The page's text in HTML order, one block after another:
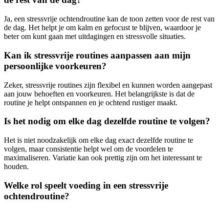
Ja, een stressvrije ochtendroutine kan de toon zetten voor de rest van
de dag. Het helpt je om kalm en gefocust te blijven, waardoor je
beter om kunt gaan met uitdagingen en stressvolle situaties.
Kan ik stressvrije routines aanpassen aan mijn
persoonlijke voorkeuren?
Zeker, stressvrije routines zijn flexibel en kunnen worden aangepast
aan jouw behoeften en voorkeuren. Het belangrijkste is dat de
routine je helpt ontspannen en je ochtend rustiger maakt.
Is het nodig om elke dag dezelfde routine te volgen?
Het is niet noodzakelijk om elke dag exact dezelfde routine te
volgen, maar consistentie helpt wel om de voordelen te
maximaliseren. Variatie kan ook prettig zijn om het interessant te
houden.
Welke rol speelt voeding in een stressvrije
ochtendroutine?